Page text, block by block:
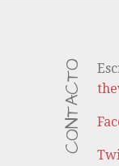
CONTACTO